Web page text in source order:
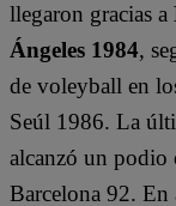
llegaron gracias a
Ángeles 1984,
de voleyball en
Seúl 1986. La
alcanzó un podio
Barcelona 92. En